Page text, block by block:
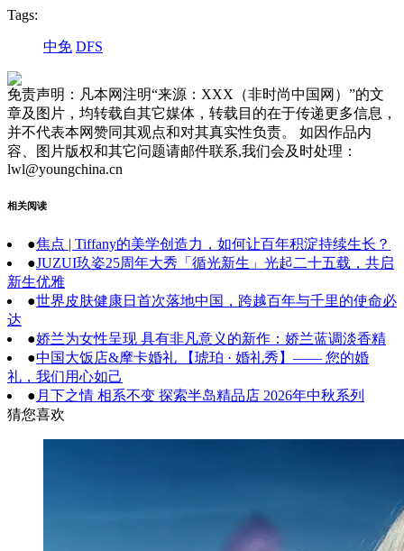
Tags:
中免 DFS
免责声明：凡本网注明“来源：XXX（非时尚中国网）”的文
章及图片，均转载自其它媒体，转载目的在于传递更多信息，
并不代表本网赞同其观点和对其真实性负责。 如因作品内
容、图片版权和其它问题请邮件联系,我们会及时处理：
lwl@youngchina.cn
相关阅读
●焦点 | Tiffany的美学创造力，如何让百年积淀持续生长？
●JUZUI玖姿25周年大秀「循光新生」光起二十五载，共启
新生优雅
●世界皮肤健康日首次落地中国，跨越百年与千里的使命必
达
●娇兰为女性呈现 具有非凡意义的新作：娇兰蓝调淡香精
●中国大饭店&摩卡婚礼 【琥珀 · 婚礼秀】—— 您的婚
礼，我们用心如己
● 月下之情 相系不变 探索半岛精品店 2026年中秋系列
猜您喜欢